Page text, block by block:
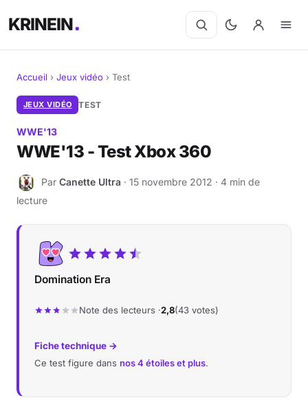
KRINEIN
Cinéma
Séries
BD
Livres
Jeux vidéo
Sortir
Accueil › Jeux vidéo › Test
JEUX VIDÉO TEST
WWE'13
WWE'13 - Test Xbox 360
C Par Canette Ultra · 15 novembre 2012 · 4 min de
lecture
Domination Era
Note des lecteurs ·2,8(43 votes)
Fiche technique →
Ce test figure dans nos 4 étoiles et plus.